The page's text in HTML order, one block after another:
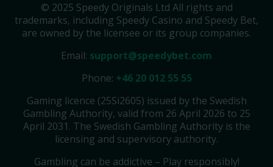
© 2025 Speedy Originals Ltd All rights and
trademarks, including Speedy Casino and Speedy Bet,
are owned by the licensee or its group companies.
Email: support@speedybet.com
Phone: +46 20 012 55 55
Gaming licence (25Si2605) issued by the Swedish
Gambling Authority, valid from 26 April 2026 to 25
April 2031. The Swedish Gambling Authority is the
licensing and supervisory authority.
Gambling can be addictive – Play responsibly!